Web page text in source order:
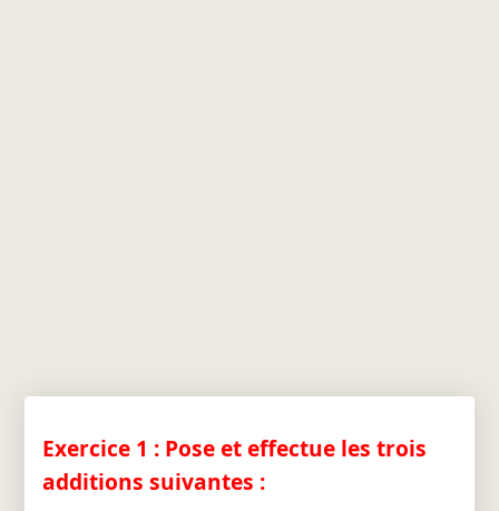
Exercice 1 : Pose et effectue les trois
additions suivantes :